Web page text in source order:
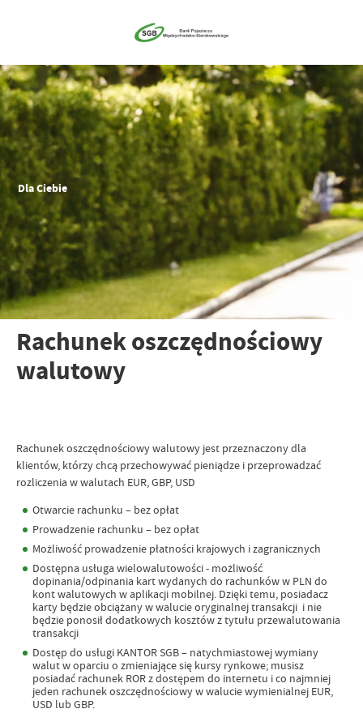
Dla Ciebie
Rachunek oszczędnościowy
walutowy
Rachunek oszczędnościowy walutowy jest przeznaczony dla
klientów, którzy chcą przechowywać pieniądze i przeprowadzać
rozliczenia w walutach EUR, GBP, USD
Otwarcie rachunku – bez opłat
Prowadzenie rachunku – bez opłat
Możliwość prowadzenie płatności krajowych i zagranicznych
Dostępna usługa wielowalutowości - możliwość
dopinania/odpinania kart wydanych do rachunków w PLN do
kont walutowych w aplikacji mobilnej. Dzięki temu, posiadacz
karty będzie obciążany w walucie oryginalnej transakcji i nie
będzie ponosił dodatkowych kosztów z tytułu przewalutowania
transakcji
Dostęp do usługi KANTOR SGB – natychmiastowej wymiany
walut w oparciu o zmieniające się kursy rynkowe; musisz
posiadać rachunek ROR z dostępem do internetu i co najmniej
jeden rachunek oszczędnościowy w walucie wymienialnej EUR,
USD lub GBP.